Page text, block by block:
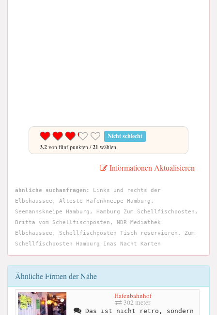
Nicht schlecht
3.2von fünf punkten /21 wählen.
Informationen Aktualisieren
ähnliche suchanfragen:
Links und rechts der
Elbchaussee, Älteste Hafenkneipe Hamburg,
Seemannskneipe Hamburg, Hamburg Zum Schellfischposten,
Britta vom Schellfischposten, NDR Mediathek
Elbchaussee, Schellfischposten Tisch reservieren, Zum
Schellfischposten Hamburg Inas Nacht Karten
Ähnliche Firmen der Nähe
Hafenbahnhof
302 meter
Das ist nicht retro, sondern